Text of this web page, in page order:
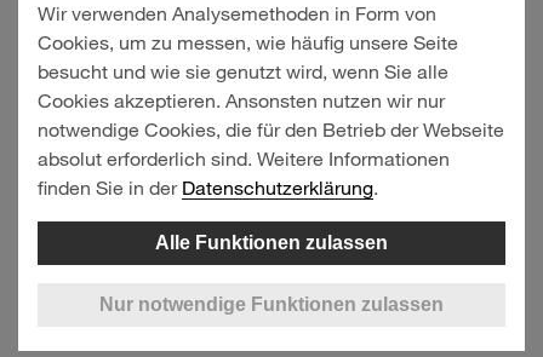
Zum Bilanzstichtag weist die HHLA langfristige
Verbindlichkeiten gegenüber nahestehenden
Unternehmen und Personenin Höhe von396,4 Mio. €
aus (im Vorjahr:431,4 Mio. €), die im Wesentlichen aus
der Passivierung der Leasingverbindlichkeit gegenüber
der Hamburg Port Authority (HPA) resultieren.
DieLeasingverhältnissebasieren in erster Linie auf
langfristigen Verträgen des HHLA-Konzerns mit der Freien
Anmietung von Flächen und Kaimauern im Hamburger
Wir verwenden Analysemethoden in Form von
Cookies, um zu messen, wie häufig unsere Seite
besucht und wie sie genutzt wird, wenn Sie alle
Cookies akzeptieren. Ansonsten nutzen wir nur
notwendige Cookies, die für den Betrieb der Webseite
absolut erforderlich sind. Weitere Informationen
finden Sie in der Datenschutzerklärung.
Nur notwendige Funktionen zulassen
Alle Funktionen zulassen